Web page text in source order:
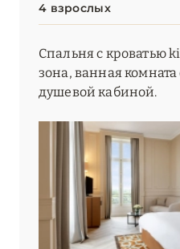
4 взрослых
Спальня с кроватью
зона, ванная
душевой кабиной.